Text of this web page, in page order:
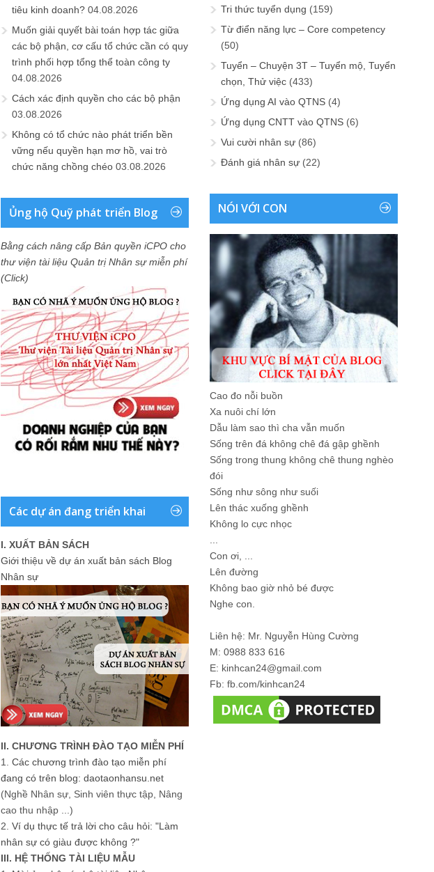
tiêu kinh doanh? 04.08.2026
Muốn giải quyết bài toán hợp tác giữa
các bộ phận, cơ cấu tổ chức cần có quy
trình phối hợp tổng thể toàn công ty
04.08.2026
Cách xác định quyền cho các bộ phận
03.08.2026
Không có tổ chức nào phát triển bền
vững nếu quyền hạn mơ hồ, vai trò
chức năng chồng chéo 03.08.2026
Ủng hộ Quỹ phát triển Blog
Bằng cách nâng cấp Bản quyền iCPO cho
thư viện tài liệu Quản trị Nhân sự miễn phí
(Click)
Các dự án đang triển khai
I. XUẤT BẢN SÁCH
Giới thiệu về dự án xuất bản sách Blog
Nhân sự
II. CHƯƠNG TRÌNH ĐÀO TẠO MIỄN PHÍ
1. Các chương trình đào tạo miễn phí
đang có trên blog: daotaonhansu.net
(Nghề Nhân sự, Sinh viên thực tập, Nâng
cao thu nhập ...)
2. Ví dụ thực tế trả lời cho câu hỏi: "Làm
nhân sự có giàu được không ?"
III. HỆ THỐNG TÀI LIỆU MẪU
Tri thức tuyển dụng (159)
Từ điển năng lực – Core competency
(50)
Tuyển – Chuyện 3T – Tuyển mộ, Tuyển
chọn, Thử việc (433)
Ứng dụng AI vào QTNS (4)
Ứng dụng CNTT vào QTNS (6)
Vui cười nhân sự (86)
Đánh giá nhân sự (22)
NÓI VỚI CON
Cao đo nỗi buồn
Xa nuôi chí lớn
Dẫu làm sao thì cha vẫn muốn
Sống trên đá không chê đá gập ghềnh
Sống trong thung không chê thung nghèo
đói
Sống như sông như suối
Lên thác xuống ghềnh
Không lo cực nhọc
Con ơi, ...
Lên đường
Không bao giờ nhỏ bé được
Nghe con.
Liên hệ: Mr. Nguyễn Hùng Cường
M: 0988 833 616
E: kinhcan24@gmail.com
Fb: fb.com/kinhcan24